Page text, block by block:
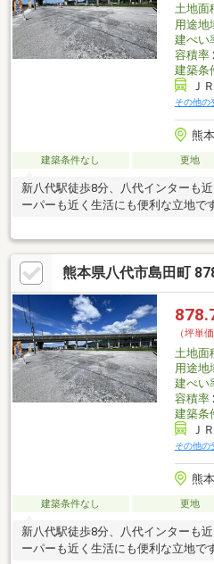
土地面
用途地
建ぺい
容積率
建築条
Ｊ
その他の
熊
建築条件なし 更地
新八代駅徒歩8分、八代インターも
ーパーも近く生活にも便利な立地で
熊本県八代市島田町
（坪単価
土地面
用途地
建ぺい
容積率
建築条
Ｊ
その他の
熊
建築条件なし 更地
新八代駅徒歩8分、八代インターも
ーパーも近く生活にも便利な立地で